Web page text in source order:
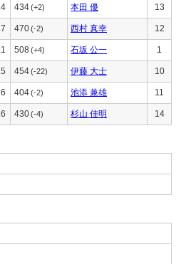
434(+2) 本田 優 13
470(-2) 西村 真幸 12
508(+4) 石坂 公一 1
454(-22) 伊藤 大士 10
404(-2) 池添 兼雄 11
430(-4) 杉山 佳明 14